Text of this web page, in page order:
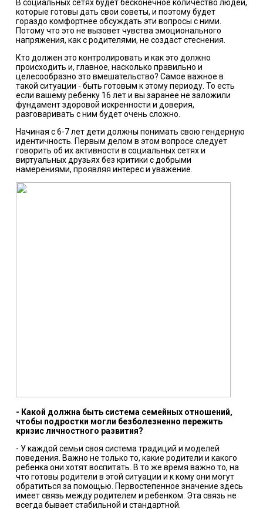
В социальных сетях будет бесконечное количество людей,
которые готовы дать свои советы, и поэтому будет
гораздо комфортнее обсуждать эти вопросы с ними.
Потому что это не вызовет чувства эмоционального
напряжения, как с родителями, не создаст стеснения.
Кто должен это контролировать и как это должно
происходить и, главное, насколько правильно и
целесообразно это вмешательство? Самое важное в
такой ситуации - быть готовым к этому периоду. То есть
если вашему ребенку 16 лет и вы заранее не заложили
фундамент здоровой искренности и доверия,
разговаривать с ним будет очень сложно.
Начиная с 6-7 лет дети должны понимать свою гендерную
идентичность. Первым делом в этом вопросе следует
говорить об их активности в социальных сетях и
виртуальных друзьях без критики с добрыми
намерениями, проявляя интерес и уважение.
- Какой должна быть система семейных отношений,
чтобы подростки могли безболезненно пережить
кризис личностного развития?
- У каждой семьи своя система традиций и моделей
поведения. Важно не только то, какие родители и какого
ребенка они хотят воспитать. В то же время важно то, на
что готовы родители в этой ситуации и к кому они могут
обратиться за помощью. Первостепенное значение здесь
имеет связь между родителем и ребенком. Эта связь не
всегда бывает стабильной и стандартной.